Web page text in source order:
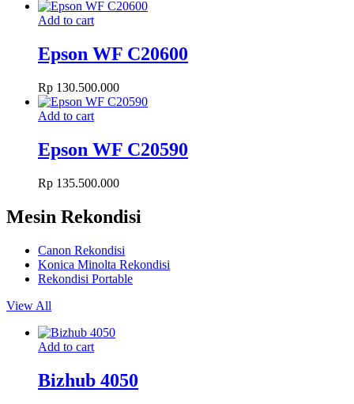
Add to cart
Epson WF C20600
Rp 130.500.000
Add to cart
Epson WF C20590
Rp 135.500.000
Mesin Rekondisi
Canon Rekondisi
Konica Minolta Rekondisi
Rekondisi Portable
View All
Add to cart
Bizhub 4050